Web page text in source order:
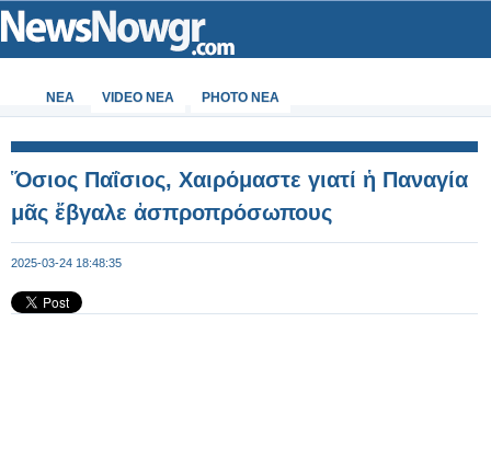
ΝΕΑ VIDEO NEA PHOTO NEA
Ὅσιος Παΐσιος, Χαιρόμαστε γιατί ἡ Παναγία
μᾶς ἔβγαλε ἀσπροπρόσωπους
2025-03-24 18:48:35